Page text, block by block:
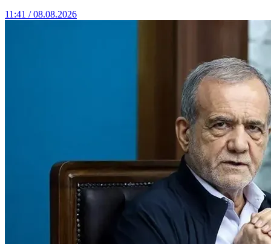
11:41 / 08.08.2026